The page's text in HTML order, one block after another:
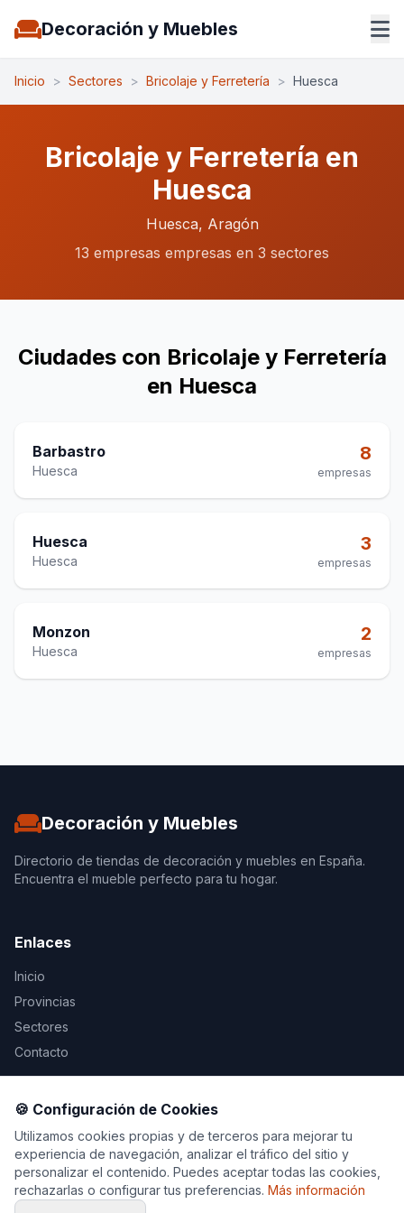
Decoración y Muebles
Inicio > Sectores > Bricolaje y Ferretería > Huesca
Bricolaje y Ferretería en
Huesca
Huesca, Aragón
13 empresas empresas en 3 sectores
Ciudades con Bricolaje y Ferretería
en Huesca
Barbastro
Huesca
8
empresas
Huesca
Huesca
3
empresas
Monzon
Huesca
2
empresas
Decoración y Muebles
Directorio de tiendas de decoración y muebles en España.
Encuentra el mueble perfecto para tu hogar.
Enlaces
Inicio
Provincias
Sectores
Contacto
Legal
Aviso Legal
Privacidad
Cookies
🍪 Configuración de Cookies
Utilizamos cookies propias y de terceros para mejorar tu
experiencia de navegación, analizar el tráfico del sitio y
personalizar el contenido. Puedes aceptar todas las cookies,
rechazarlas o configurar tus preferencias. Más información